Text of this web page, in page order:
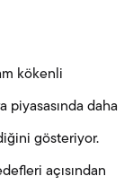
kökenli
daha
gösteriyor.
açısından